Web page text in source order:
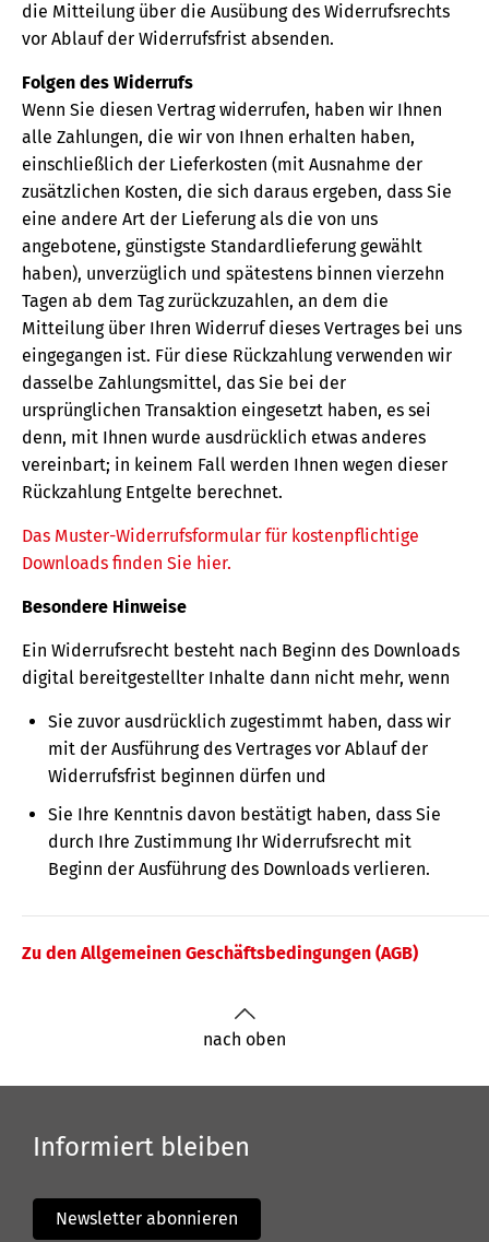
die Mitteilung über die Ausübung des Widerrufsrechts
vor Ablauf der Widerrufsfrist absenden.
Folgen des Widerrufs
Wenn Sie diesen Vertrag widerrufen, haben wir Ihnen
alle Zahlungen, die wir von Ihnen erhalten haben,
einschließlich der Lieferkosten (mit Ausnahme der
zusätzlichen Kosten, die sich daraus ergeben, dass Sie
eine andere Art der Lieferung als die von uns
angebotene, günstigste Standardlieferung gewählt
haben), unverzüglich und spätestens binnen vierzehn
Tagen ab dem Tag zurückzuzahlen, an dem die
Mitteilung über Ihren Widerruf dieses Vertrages bei uns
eingegangen ist. Für diese Rückzahlung verwenden wir
dasselbe Zahlungsmittel, das Sie bei der
ursprünglichen Transaktion eingesetzt haben, es sei
denn, mit Ihnen wurde ausdrücklich etwas anderes
vereinbart; in keinem Fall werden Ihnen wegen dieser
Rückzahlung Entgelte berechnet.
Das Muster-Widerrufsformular für kostenpflichtige
Downloads finden Sie hier.
Besondere Hinweise
Ein Widerrufsrecht besteht nach Beginn des Downloads
digital bereitgestellter Inhalte dann nicht mehr, wenn
Sie zuvor ausdrücklich zugestimmt haben, dass wir
mit der Ausführung des Vertrages vor Ablauf der
Widerrufsfrist beginnen dürfen und
Sie Ihre Kenntnis davon bestätigt haben, dass Sie
durch Ihre Zustimmung Ihr Widerrufsrecht mit
Beginn der Ausführung des Downloads verlieren.
Zu den Allgemeinen Geschäftsbedingungen (AGB)
nach oben
Informiert bleiben
Newsletter abonnieren